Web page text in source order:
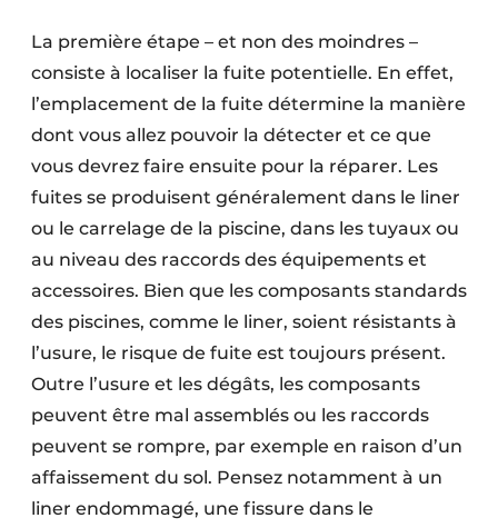
La première étape – et non des moindres –
consiste à localiser la fuite potentielle. En effet,
l’emplacement de la fuite détermine la manière
dont vous allez pouvoir la détecter et ce que
vous devrez faire ensuite pour la réparer. Les
fuites se produisent généralement dans le liner
ou le carrelage de la piscine, dans les tuyaux ou
au niveau des raccords des équipements et
accessoires. Bien que les composants standards
des piscines, comme le liner, soient résistants à
l’usure, le risque de fuite est toujours présent.
Outre l’usure et les dégâts, les composants
peuvent être mal assemblés ou les raccords
peuvent se rompre, par exemple en raison d’un
affaissement du sol. Pensez notamment à un
liner endommagé, une fissure dans le